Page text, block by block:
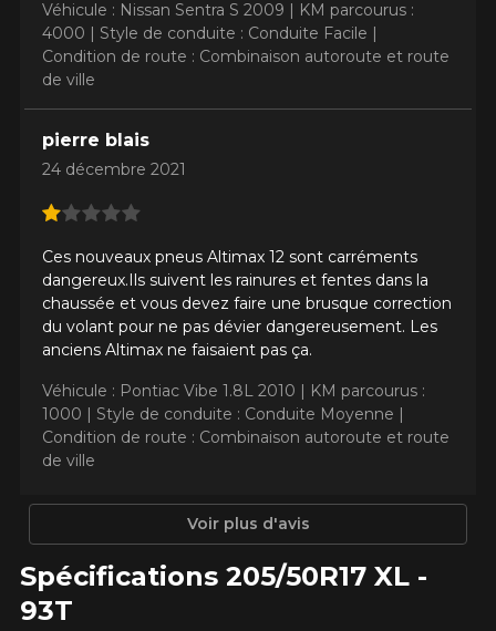
Véhicule : Nissan Sentra S 2009 | KM parcourus :
4000 | Style de conduite : Conduite Facile |
Condition de route : Combinaison autoroute et route
de ville
pierre blais
24 décembre 2021
Ces nouveaux pneus Altimax 12 sont carréments
dangereux.Ils suivent les rainures et fentes dans la
chaussée et vous devez faire une brusque correction
du volant pour ne pas dévier dangereusement. Les
anciens Altimax ne faisaient pas ça.
Véhicule : Pontiac Vibe 1.8L 2010 | KM parcourus :
1000 | Style de conduite : Conduite Moyenne |
Condition de route : Combinaison autoroute et route
de ville
Voir plus d'avis
Spécifications 205/50R17 XL -
93T
AJOUTER UN AVIS
Votre avis concernant le
(CLOUTABLE)
Nom